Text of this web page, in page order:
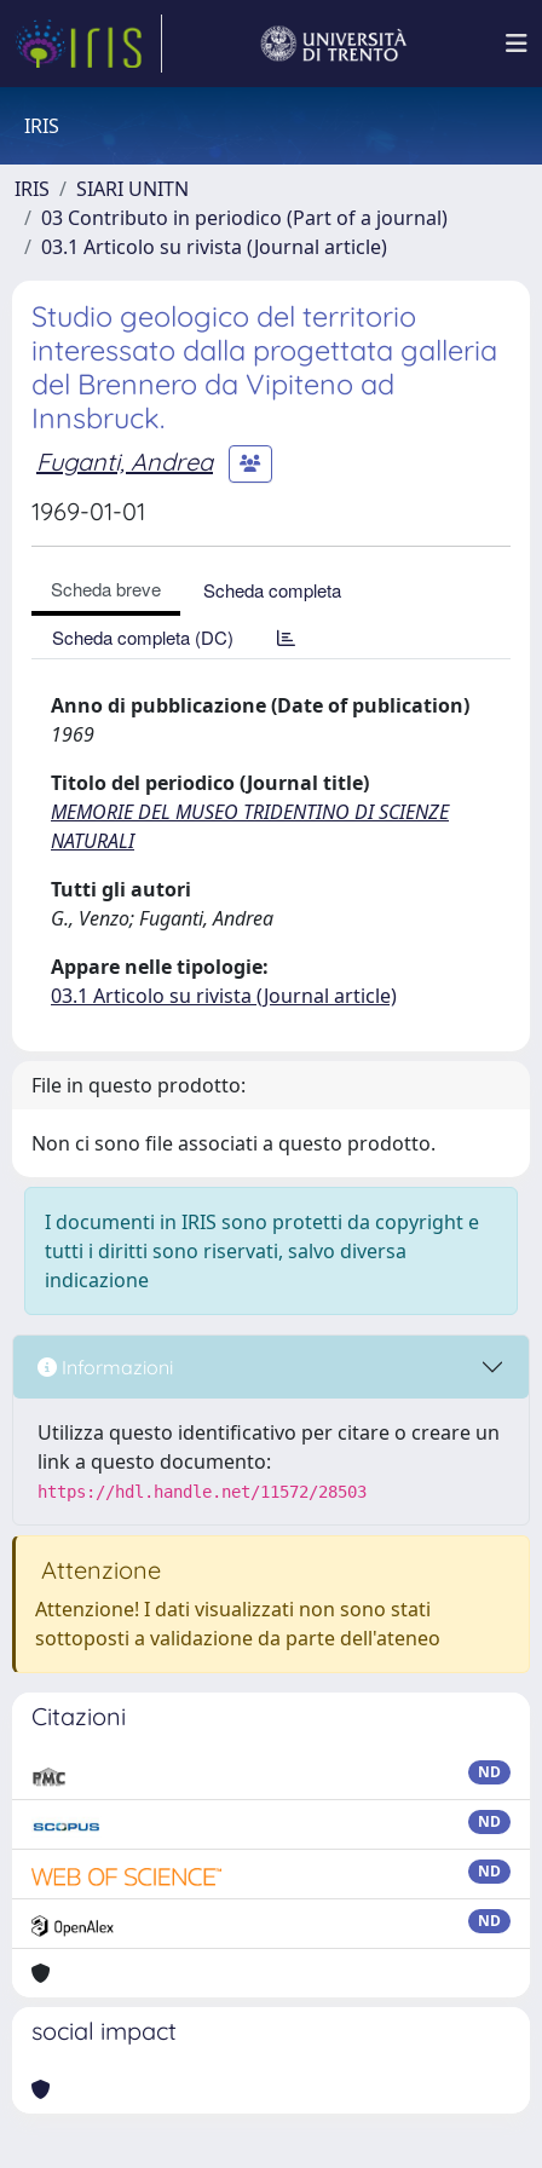
IRIS
IRIS
SIARI UNITN
03 Contributo in periodico (Part of a journal)
03.1 Articolo su rivista (Journal article)
Studio geologico del territorio
interessato dalla progettata galleria
del Brennero da Vipiteno ad
Innsbruck.
Fuganti, Andrea
1969-01-01
Scheda breve
Scheda completa
Scheda completa (DC)
Anno di pubblicazione (Date of publication)
1969
Titolo del periodico (Journal title)
MEMORIE DEL MUSEO TRIDENTINO DI SCIENZE
NATURALI
Tutti gli autori
G., Venzo; Fuganti, Andrea
Appare nelle tipologie:
03.1 Articolo su rivista (Journal article)
File in questo prodotto:
Non ci sono file associati a questo prodotto.
I documenti in IRIS sono protetti da copyright e
tutti i diritti sono riservati, salvo diversa
indicazione
Informazioni
Utilizza questo identificativo per citare o creare un
link a questo documento:
https://hdl.handle.net/11572/28503
Attenzione
Attenzione! I dati visualizzati non sono stati
sottoposti a validazione da parte dell'ateneo
Citazioni
ND
ND
ND
ND
social impact